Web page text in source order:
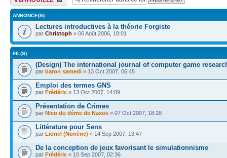
ANNONCE(S)
Lectures introductives à la théorie Forgiste
par Christoph » 06 Août 2006, 18:01
FIL(S)
(Design) The international journal of computer game
par baron samedi » 13 Oct 2007, 06:45
Emploi des termes GNS
par Frédéric » 13 Oct 2007, 14:09
Présentation de Crimes
par Nico du dème de Naxos » 07 Oct 2007, 18:28
Littérature pour Sens
par Lionel (Nonène) » 14 Sep 2007, 13:47
De la conception de jeux favorisant le simulationnisme
par Frédéric » 10 Sep 2007, 02:36